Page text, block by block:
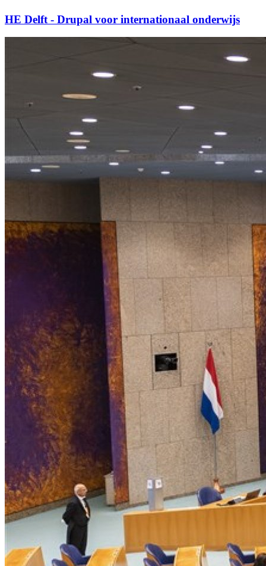
HE Delft - Drupal voor internationaal onderwijs